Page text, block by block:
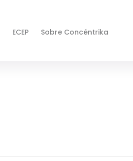
ECEP Sobre Concéntrika